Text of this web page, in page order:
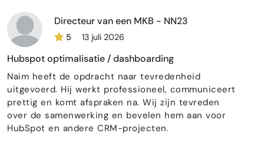
Directeur van een MKB - NN23
5 13 juli 2026
Hubspot optimalisatie / dashboarding
Naim heeft de opdracht naar tevredenheid
uitgevoerd. Hij werkt professioneel, communiceert
prettig en komt afspraken na. Wij zijn tevreden
over de samenwerking en bevelen hem aan voor
HubSpot en andere CRM-projecten.